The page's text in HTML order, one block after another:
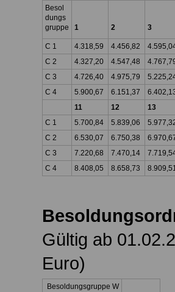
Besol
dungs
gruppe
1 2 3
C 1 4.318,59 4.456,82
C 2
4.327,20 4.547,48
C 3
4.726,40 4.975,79
C 4
5.900,67 6.151,37
11
12
13
C 1
5.700,84 5.839,06
C 2
6.530,07 6.750,38
C 3
7.220,68 7.470,14
C 4
8.408,05 8.658,73
Gültig ab
Euro)
Besoldungsgruppe W